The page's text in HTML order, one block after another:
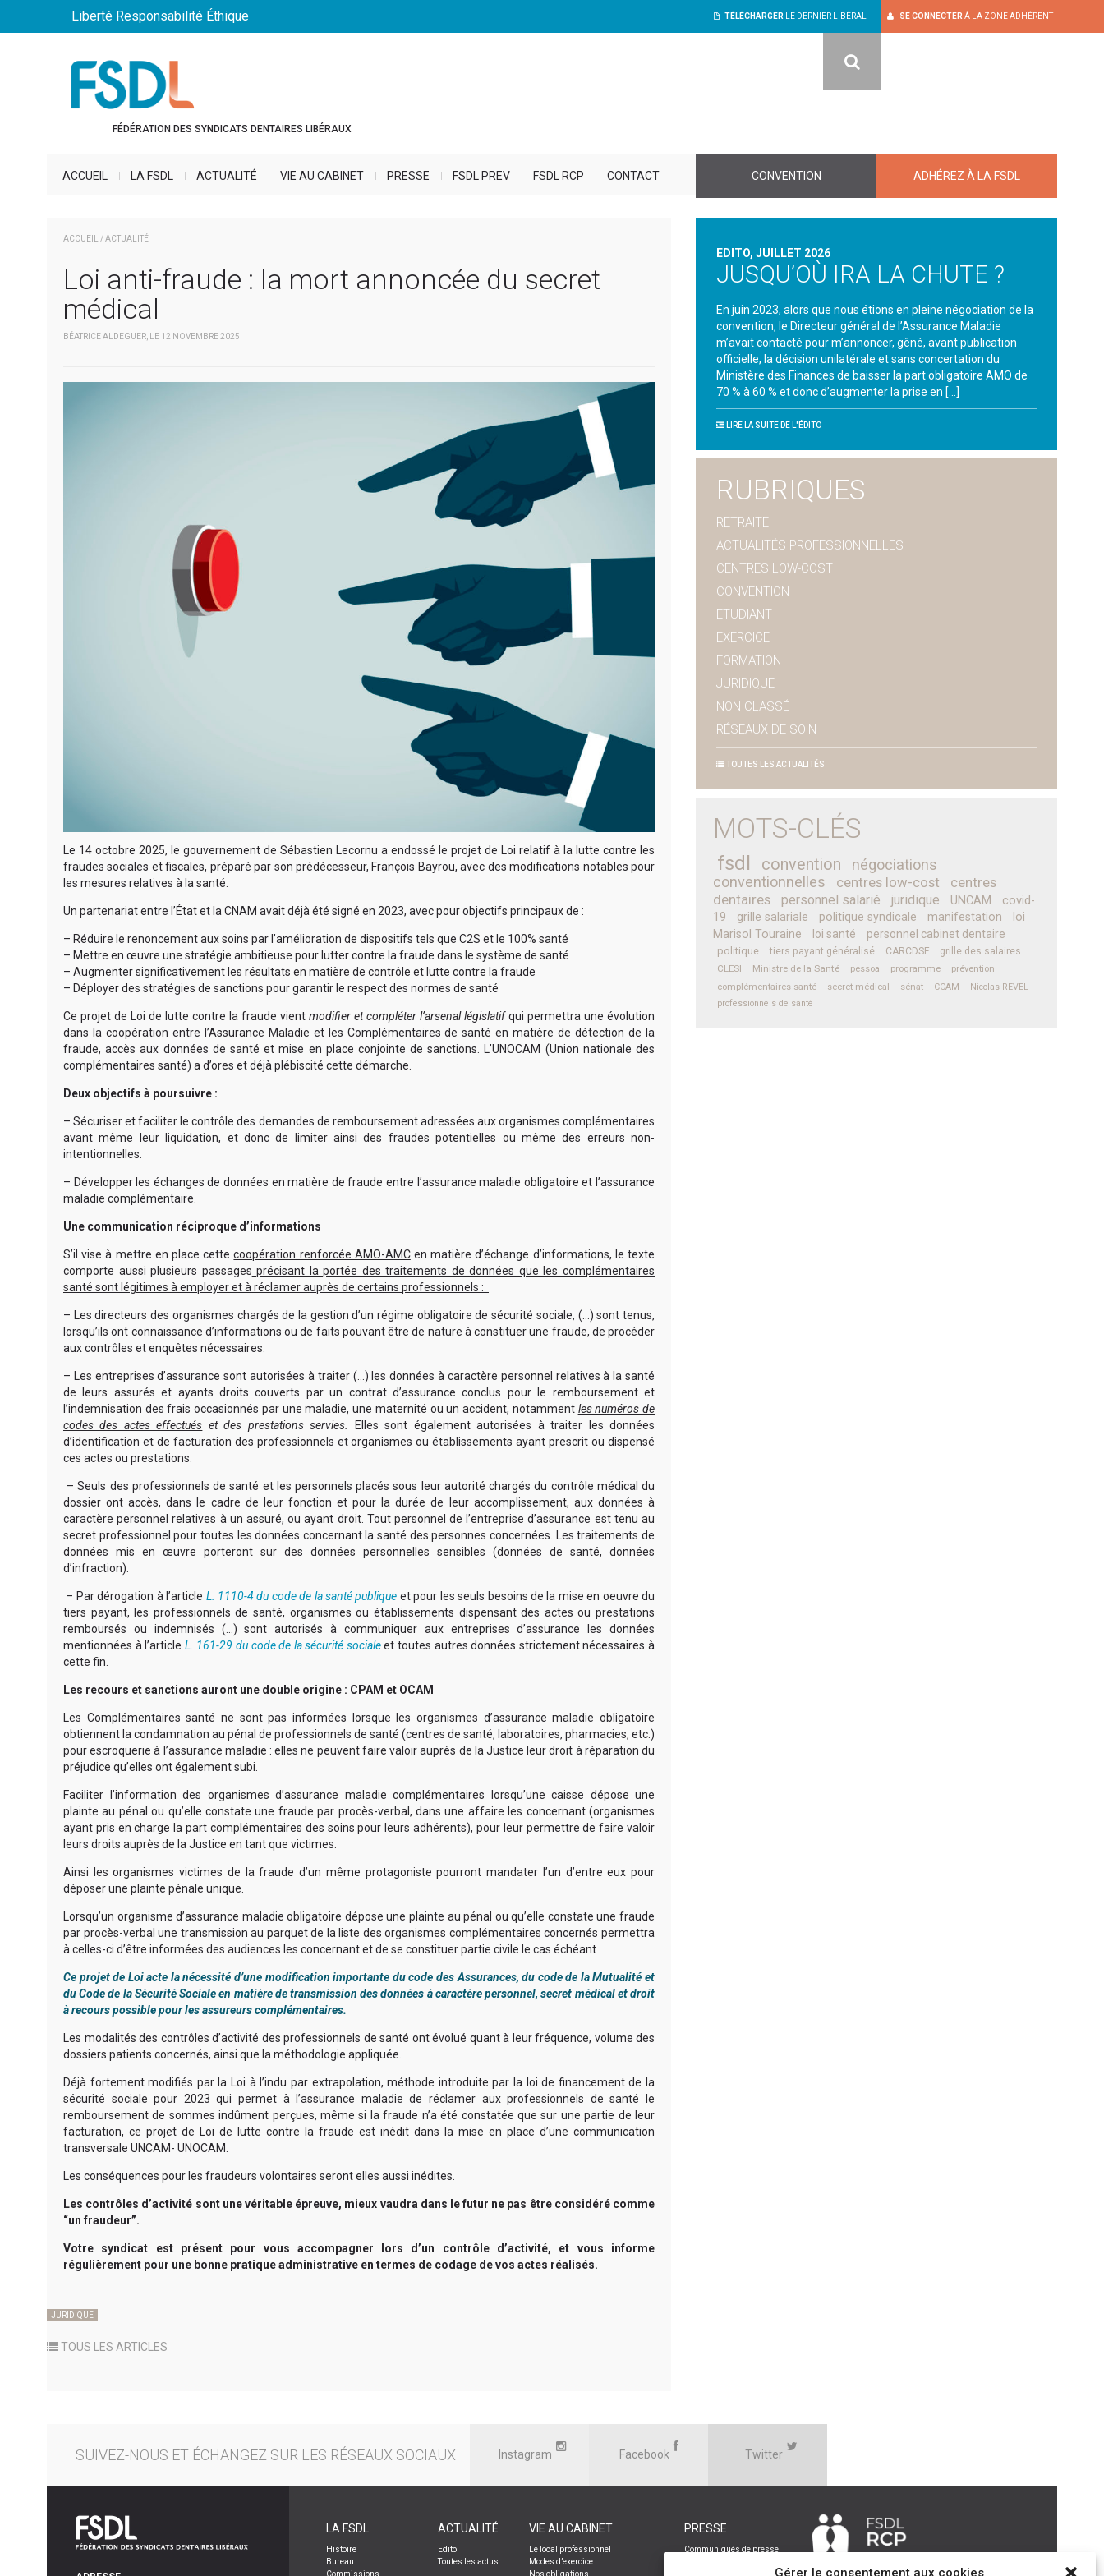
Gérer le consentement aux cookies
FÉDÉRATION DES SYNDICATS DENTAIRES LIBÉRAUX
Liberté Responsabilité Éthique TÉLÉCHARGER LE DERNIER LIBÉRAL SE CONNECTER À LA ZONE ADHÉRENT
ACCUEIL LA FSDL ACTUALITÉ VIE AU CABINET PRESSE FSDL PREV FSDL RCP CONTACT CONVENTION ADHÉREZ À LA FSDL
ACCUEIL /ACTUALITÉ
Loi anti-fraude : la mort annoncée du secret
médical
BÉATRICE ALDEGUER, LE 12 NOVEMBRE 2025
Le 14 octobre 2025, le gouvernement de Sébastien Lecornu a endossé le projet de Loi relatif à la lutte contre les
fraudes sociales et fiscales, préparé par son prédécesseur, François Bayrou, avec des modifications notables pour
les mesures relatives à la santé.
Un partenariat entre l’État et la CNAM avait déjà été signé en 2023, avec pour objectifs principaux de :
– Réduire le renoncement aux soins par l’amélioration de dispositifs tels que C2S et le 100% santé
– Mettre en œuvre une stratégie ambitieuse pour lutter contre la fraude dans le système de santé
– Augmenter significativement les résultats en matière de contrôle et lutte contre la fraude
– Déployer des stratégies de sanctions pour garantir le respect des normes de santé
Ce projet de Loi de lutte contre la fraude vient modifier et compléter l’arsenal législatifqui permettra une évolution
dans la coopération entre l’Assurance Maladie et les Complémentaires de santé en matière de détection de la
fraude, accès aux données de santé et mise en place conjointe de sanctions. L’UNOCAM (Union nationale des
complémentaires santé) a d’ores et déjà plébiscité cette démarche.
Deux objectifs à poursuivre :
– Sécuriser et faciliter le contrôle des demandes de remboursement adressées aux organismes complémentaires
avant même leur liquidation, et donc de limiter ainsi des fraudes potentielles ou même des erreurs non-
intentionnelles.
– Développer les échanges de données en matière de fraude entre l’assurance maladie obligatoire et l’assurance
maladie complémentaire.
Une communication réciproque d’informations
S’il vise à mettre en place cettecoopération renforcée AMO-AMCen matière d’échange d’informations, le texte
comporte aussi plusieurs passages précisant la portée des traitements de données que les complémentaires
santé sont légitimes à employer et à réclamer auprès de certains professionnels :
– Les directeurs des organismes chargés de la gestion d’un régime obligatoire de sécurité sociale, (…) sont tenus,
lorsqu’ils ont connaissance d’informations ou de faits pouvant être de nature à constituer une fraude, de procéder
aux contrôles et enquêtes nécessaires.
– Les entreprises d’assurance sont autorisées à traiter (…) les données à caractère personnel relatives à la santé
de leurs assurés et ayants droits couverts par un contrat d’assurance conclus pour le remboursement et
l’indemnisation des frais occasionnés par une maladie, une maternité ou un accident, notamment les numéros de
codes des actes effectués et des prestations servies.
Elles sont également autorisées à traiter les données
d’identification et de facturation des professionnels et organismes ou établissements ayant prescrit ou dispensé
ces actes ou prestations.
– Seuls des professionnels de santé et les personnels placés sous leur autorité chargés du contrôle médical du
dossier ont accès, dans le cadre de leur fonction et pour la durée de leur accomplissement, aux données à
caractère personnel relatives à un assuré, ou ayant droit. Tout personnel de l’entreprise d’assurance est tenu au
secret professionnel pour toutes les données concernant la santé des personnes concernées. Les traitements de
données mis en œuvre porteront sur des données personnelles sensibles (données de santé, données
d’infraction).
– Par dérogation à l’article L. 1110-4 du code de la santé publique et pour les seuls besoins de la mise en oeuvre du
tiers payant, les professionnels de santé, organismes ou établissements dispensant des actes ou prestations
remboursés ou indemnisés (…) sont autorisés à communiquer aux entreprises d’assurance les données
mentionnées à l’article L. 161-29 du code de la sécurité socialeet toutes autres données strictement nécessaires à
cette fin.
Les recours et sanctions auront une double origine : CPAM et OCAM
Les Complémentaires santé ne sont pas informées lorsque les organismes d’assurance maladie obligatoire
obtiennent la condamnation au pénal de professionnels de santé (centres de santé, laboratoires, pharmacies, etc.)
pour escroquerie à l’assurance maladie : elles ne peuvent faire valoir auprès de la Justice leur droit à réparation du
préjudice qu’elles ont également subi.
Faciliter l’information des organismes d’assurance maladie complémentaires lorsqu’une caisse dépose une
plainte au pénal ou qu’elle constate une fraude par procès-verbal, dans une affaire les concernant (organismes
ayant pris en charge la part complémentaires des soins pour leurs adhérents), pour leur permettre de faire valoir
leurs droits auprès de la Justice en tant que victimes.
Ainsi les organismes victimes de la fraude d’un même protagoniste pourront mandater l’un d’entre eux pour
déposer une plainte pénale unique.
Lorsqu’un organisme d’assurance maladie obligatoire dépose une plainte au pénal ou qu’elle constate une fraude
par procès-verbal une transmission au parquet de la liste des organismes complémentaires concernés permettra
à celles-ci d’être informées des audiences les concernant et de se constituer partie civile le cas échéant
Ce projet de Loi acte la nécessité d’une modification importante du code des Assurances, du code de la Mutualité et
du Code de la Sécurité Sociale en matière de transmission des données à caractère personnel, secret médical et droit
à recours possible pour les assureurs complémentaires.
Les modalités des contrôles d’activité des professionnels de santé ont évolué quant à leur fréquence, volume des
dossiers patients concernés, ainsi que la méthodologie appliquée.
Déjà fortement modifiés par la Loi à l’indu par extrapolation, méthode introduite par la loi de financement de la
sécurité sociale pour 2023 qui permet à l’assurance maladie de réclamer aux professionnels de santé le
remboursement de sommes indûment perçues, même si la fraude n’a été constatée que sur une partie de leur
facturation, ce projet de Loi de lutte contre la fraude est inédit dans la mise en place d’une communication
transversale UNCAM- UNOCAM.
Les conséquences pour les fraudeurs volontaires seront elles aussi inédites.
Les contrôles d’activité sont une véritable épreuve, mieux vaudra dans le futur ne pas être considéré comme
“un fraudeur”.
Votre syndicat est présent pour vous accompagner lors d’un contrôle d’activité, et vous informe
régulièrement pour une bonne pratique administrative en termes de codage de vos actes réalisés.
JURIDIQUE
TOUS LES ARTICLES
EDITO, JUILLET 2026
JUSQU’OÙ IRA LA CHUTE ?
En juin 2023, alors que nous étions en pleine négociation de la
convention, le Directeur général de l’Assurance Maladie
m’avait contacté pour m’annoncer, gêné, avant publication
officielle, la décision unilatérale et sans concertation du
Ministère des Finances de baisser la part obligatoire AMO de
70 % à 60 % et donc d’augmenter la prise en […]
LIRE LA SUITE DE L'ÉDITO
RUBRIQUES
RETRAITE
ACTUALITÉS PROFESSIONNELLES
CENTRES LOW-COST
CONVENTION
ETUDIANT
EXERCICE
FORMATION
JURIDIQUE
NON CLASSÉ
RÉSEAUX DE SOIN
TOUTES LES ACTUALITÉS
MOTS-CLÉS
fsdl convention
négociations
conventionnelles
centres low-cost
centres
dentaires
personnel salarié juridique UNCAM
covid-
19
grille salariale politique syndicale manifestation
loi
Marisol Touraine
loi santé personnel cabinet dentaire
politique tiers payant généralisé CARCDSF
grille des salaires
CLESI
Ministre de la Santé pessoa programme
prévention
complémentaires santé
secret médical sénat CCAM
Nicolas REVEL
professionnels de santé
SUIVEZ-NOUS ET ÉCHANGEZ SUR LES RÉSEAUX SOCIAUX Instagram Facebook Twitter
LA FSDL
Histoire
Bureau
Commissions
ACTUALITÉ
Edito
Toutes les actus
VIE AU CABINET
Le local professionnel
Modes d’exercice
Nos obligations
PRESSE
Communiqués de presse